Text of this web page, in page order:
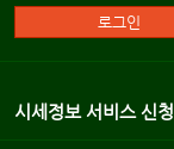
시세정보 서비스 신청
운영자 1:1 Q&A
광고협력업체문의